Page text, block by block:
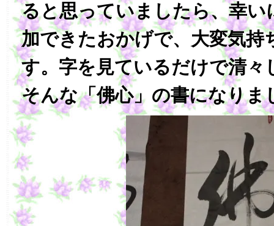
ると思っていましたら、幸い
加できたおかげで、大変気持
す。字を見ているだけで清々
そんな「佛心」の書になりま